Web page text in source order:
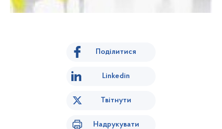
Поділитися
Linkedin
Твітнути
Надрукувати